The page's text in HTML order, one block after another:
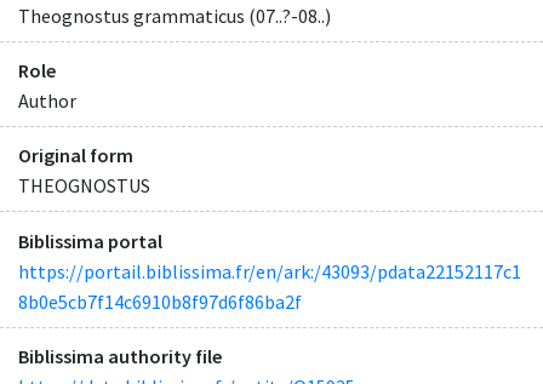
Theognostus grammaticus (07..?-08..)
Role
Author
Original form
THEOGNOSTUS
Biblissima portal
https://portail.biblissima.fr/en/ark:/43093/pdata22152117c1
8b0e5cb7f14c6910b8f97d6f86ba2f
Biblissima authority file